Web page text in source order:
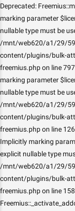
Deprecated:
marking parameter
nullable type must be
/mnt/web620/a1/29/
content/plugins/bulk-
freemius.php on line
marking parameter
nullable type must be
/mnt/web620/a1/29/
content/plugins/bulk-
freemius.php on line
Implicitly marking
explicit nullable type
/mnt/web620/a1/29/
content/plugins/bulk-
freemius.php on line